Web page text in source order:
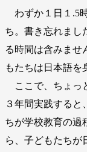
わずか１日１.5
ち。書き忘れまし
る時間は含みませ
もたちは日本語を
ここで、ちょっ
３年間実践すると
ちが学校教育の過
ら、子どもたちが